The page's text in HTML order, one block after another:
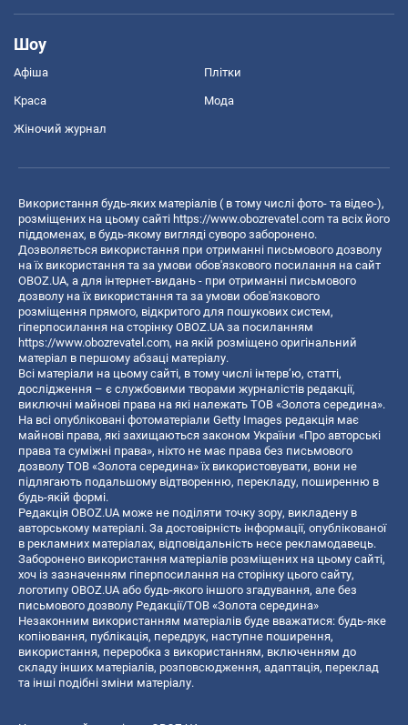
Шоу
Афіша Плітки
Краса Мода
Жіночий журнал
Використання будь-яких матеріалів ( в тому числі фото- та відео-),
розміщених на цьому сайті https://www.obozrevatel.com та всіх його
піддоменах, в будь-якому вигляді суворо заборонено.
Дозволяється використання при отриманні письмового дозволу
на їх використання та за умови обов'язкового посилання на сайт
OBOZ.UA, а для інтернет-видань - при отриманні письмового
дозволу на їх використання та за умови обов'язкового
розміщення прямого, відкритого для пошукових систем,
гіперпосилання на сторінку OBOZ.UA за посиланням
https://www.obozrevatel.com, на якій розміщено оригінальний
матеріал в першому абзаці матеріалу.
Всі матеріали на цьому сайті, в тому числі інтерв’ю, статті,
дослідження – є службовими творами журналістів редакції,
виключні майнові права на які належать ТОВ «Золота середина».
На всі опубліковані фотоматеріали Getty Images редакція має
майнові права, які захищаються законом України «Про авторські
права та суміжні права», ніхто не має права без письмового
дозволу ТОВ «Золота середина» їх використовувати, вони не
підлягають подальшому відтворенню, перекладу, поширенню в
будь-якій формі.
Редакція OBOZ.UA може не поділяти точку зору, викладену в
авторському матеріалі. За достовірність інформації, опублікованої
в рекламних матеріалах, відповідальність несе рекламодавець.
Заборонено використання матеріалів розміщених на цьому сайті,
хоч із зазначенням гіперпосилання на сторінку цього сайту,
логотипу OBOZ.UA або будь-якого іншого згадування, але без
письмового дозволу Редакції/ТОВ «Золота середина»
Незаконним використанням матеріалів буде вважатися: будь-яке
копiювання, публiкацiя, передрук, наступне поширення,
використання, переробка з використанням, включенням до
складу інших матеріалів, розповсюдження, адаптація, переклад
та інші подібні зміни матеріалу.